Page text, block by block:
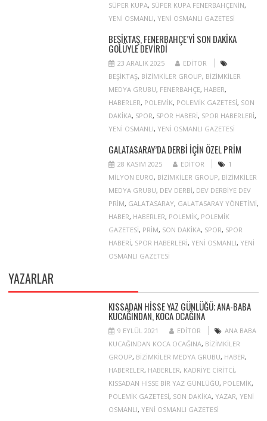
SÜPER KUPA, SÜPER KUPA FENERBAHÇENIN,
YENI OSMANLI, YENI OSMANLI GAZETESI
BEŞIKTAŞ, FENERBAHÇE’YI SON DAKIKA
GOLÜYLE DEVIRDI
23 ARALIK 2025
EDITOR
BEŞIKTAŞ, BIZIMKILER GROUP, BIZIMKILER
MEDYA GRUBU, FENERBAHÇE, HABER,
HABERLER, POLEMIK, POLEMIK GAZETESI, SON
DAKIKA, SPOR, SPOR HABERI, SPOR HABERLERI,
YENI OSMANLI, YENI OSMANLI GAZETESI
GALATASARAY’DA DERBI IÇIN ÖZEL PRIM
28 KASIM 2025 EDITOR
1
MILYON EURO, BIZIMKILER GROUP, BIZIMKILER
MEDYA GRUBU, DEV DERBI, DEV DERBIYE DEV
PRIM, GALATASARAY, GALATASARAY YÖNETIMI,
HABER, HABERLER, POLEMIK, POLEMIK
GAZETESI, PRIM, SON DAKIKA, SPOR, SPOR
HABERI, SPOR HABERLERI, YENI OSMANLI, YENI
OSMANLI GAZETESI
YAZARLAR
KISSADAN HISSE YAZ GÜNLÜĞÜ; ANA-BABA
KUCAĞINDAN, KOCA OCAĞINA
9 EYLÜL 2021 EDITOR
ANA BABA
KUCAĞINDAN KOCA OCAĞINA, BIZIMKILER
GROUP, BIZIMKILER MEDYA GRUBU, HABER,
HABERELER, HABERLER, KADRIYE CIRITCI,
KISSADAN HISSE BIR YAZ GÜNLÜĞÜ, POLEMIK,
POLEMIK GAZETESI, SON DAKIKA, YAZAR, YENI
OSMANLI, YENI OSMANLI GAZETESI